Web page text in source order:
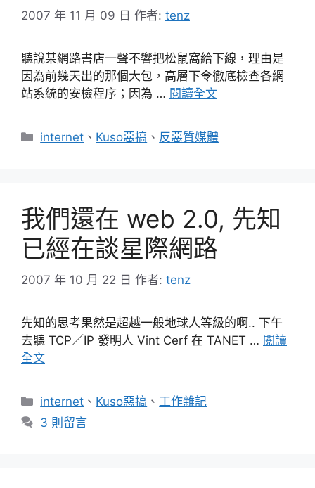
2007 年 11 月 09 日 作者: tenz
聽說某網路書店一聲不響把松鼠窩給下線，理由是
因為前幾天出的那個大包，高層下令徹底檢查各網
站系統的安檢程序；因為 … 閱讀全文
分
internet 、 Kuso惡搞 、 反惡質媒體
我們還在 web 2.0, 先知
已經在談星際網路
2007 年 10 月 22 日 作者: tenz
先知的思考果然是超越一般地球人等級的啊.. 下午
去聽 TCP／IP 發明人 Vint Cerf 在 TANET … 閱讀
全文
分
類
internet 、 Kuso惡搞 、 工作雜記
3 則留言